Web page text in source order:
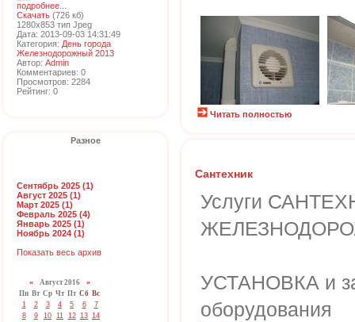
подробнее...
Скачать (726 кб)
1280x853 тип Jpeg
Дата: 2013-09-03 14:31:49
Категория: День города
Железнодорожный 2013
Автор: Admin
Комментариев: 0
Просмотров: 2284
Рейтинг: 0
Разное
Сентябрь 2025 (1)
Август 2025 (1)
Март 2025 (1)
Февраль 2025 (4)
Январь 2025 (1)
Ноябрь 2024 (1)
Показать весь архив
«Август 2016 »
Пн Вт Ср Чт Пт Сб Вс
1
2 3 4 5 6
7
8
9 10 11 12 13 14
Читать полностью
Сантехник
Услуги
УСТАНОВКА и
оборудования